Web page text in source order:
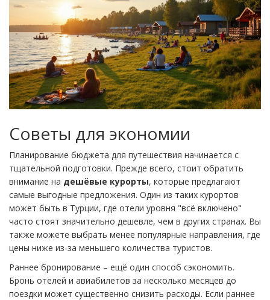
Советы для экономии
Планирование бюджета для путешествия начинается с
тщательной подготовки. Прежде всего, стоит обратить
внимание на дешёвые курорты, которые предлагают
самые выгодные предложения. Один из таких курортов
может быть в Турции, где отели уровня "всё включено"
часто стоят значительно дешевле, чем в других странах. Вы
также можете выбрать менее популярные направления, где
цены ниже из-за меньшего количества туристов.
Раннее бронирование – ещё один способ сэкономить.
Бронь отелей и авиабилетов за несколько месяцев до
поездки может существенно снизить расходы. Если раннее